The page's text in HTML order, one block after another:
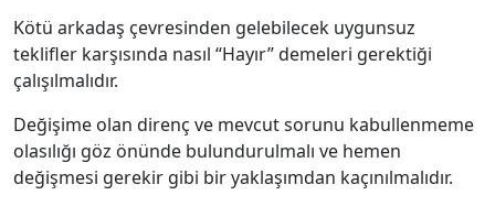
Kötü arkadaş çevresinden gelebilecek uygunsuz
teklifler karşısında nasıl “Hayır” demeleri gerektiği
çalışılmalıdır.
Değişime olan direnç ve mevcut sorunu kabullenmeme
olasılığı göz önünde bulundurulmalı ve hemen
değişmesi gerekir gibi bir yaklaşımdan kaçınılmalıdır.